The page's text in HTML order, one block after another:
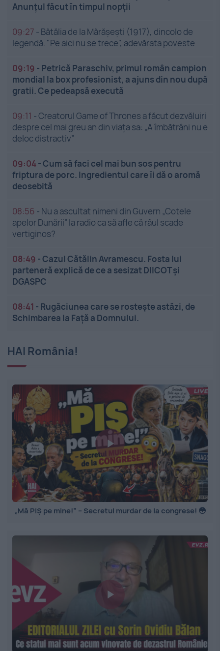
Anunțul făcut în timpul nopții
09:27 - Bătălia de la Mărășești (1917), dincolo de
legendă. "Pe aici nu se trece", adevărata poveste
09:19 - Petrică Paraschiv, primul român campion
mondial la box profesionist, a ajuns din nou după
gratii. Ce pedeapsă execută
09:11 -Creatorul Game of Thrones a făcut dezvăluiri
despre cel mai greu an din viața sa: „A îmbătrâni nu e
deloc distractiv”
09:04-Cum să faci cel mai bun sos pentru
friptura de porc. Ingredientul care îi dă o aromă
deosebită
08:56 - Nu a ascultat nimeni din Guvern „Cotele
apelor Dunării” la radio ca să afle că râul scade
vertiginos?
08:49 -Cazul Cătălin Avramescu. Fosta lui
parteneră explică de ce a sesizat DIICOT și
DGASPC
08:41 - Rugăciunea care se rostește astăzi, de
Schimbarea la Față a Domnului.
HAI România!
„Mă PIȘ pe mine!” – Secretul murdar de la congrese! 😳